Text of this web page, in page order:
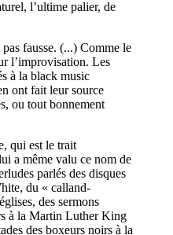
l’ultime palier, de
fausse. (...) Comme le
l’improvisation. Les
à la black music
ont fait leur source
ou tout bonnement
qui est le trait
a même valu ce nom de
parlés des disques
du « calland-
des sermons
à la Martin Luther King
des boxeurs noirs à la